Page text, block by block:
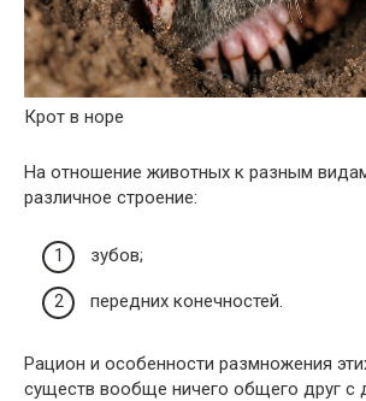
Крот в норе
На отношение животных к разным
различное строение:
зубов;
передних конечностей.
Рацион и особенности размножения
существ вообще ничего общего друг с